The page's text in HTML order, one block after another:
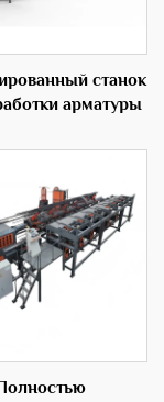
станок
арматуры